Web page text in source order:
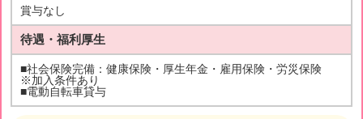
賞与なし
待遇・福利厚生
■社会保険完備：健康保険・厚生年金・雇用保険・労災保険
※加入条件あり
■電動自転車貸与